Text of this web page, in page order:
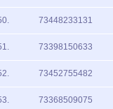
73448233131
73398150633
73452755482
73368509075